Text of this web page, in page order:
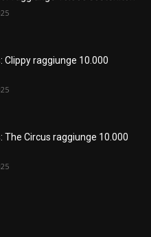
Clippy raggiunge 10.000
The Circus raggiunge 10.000